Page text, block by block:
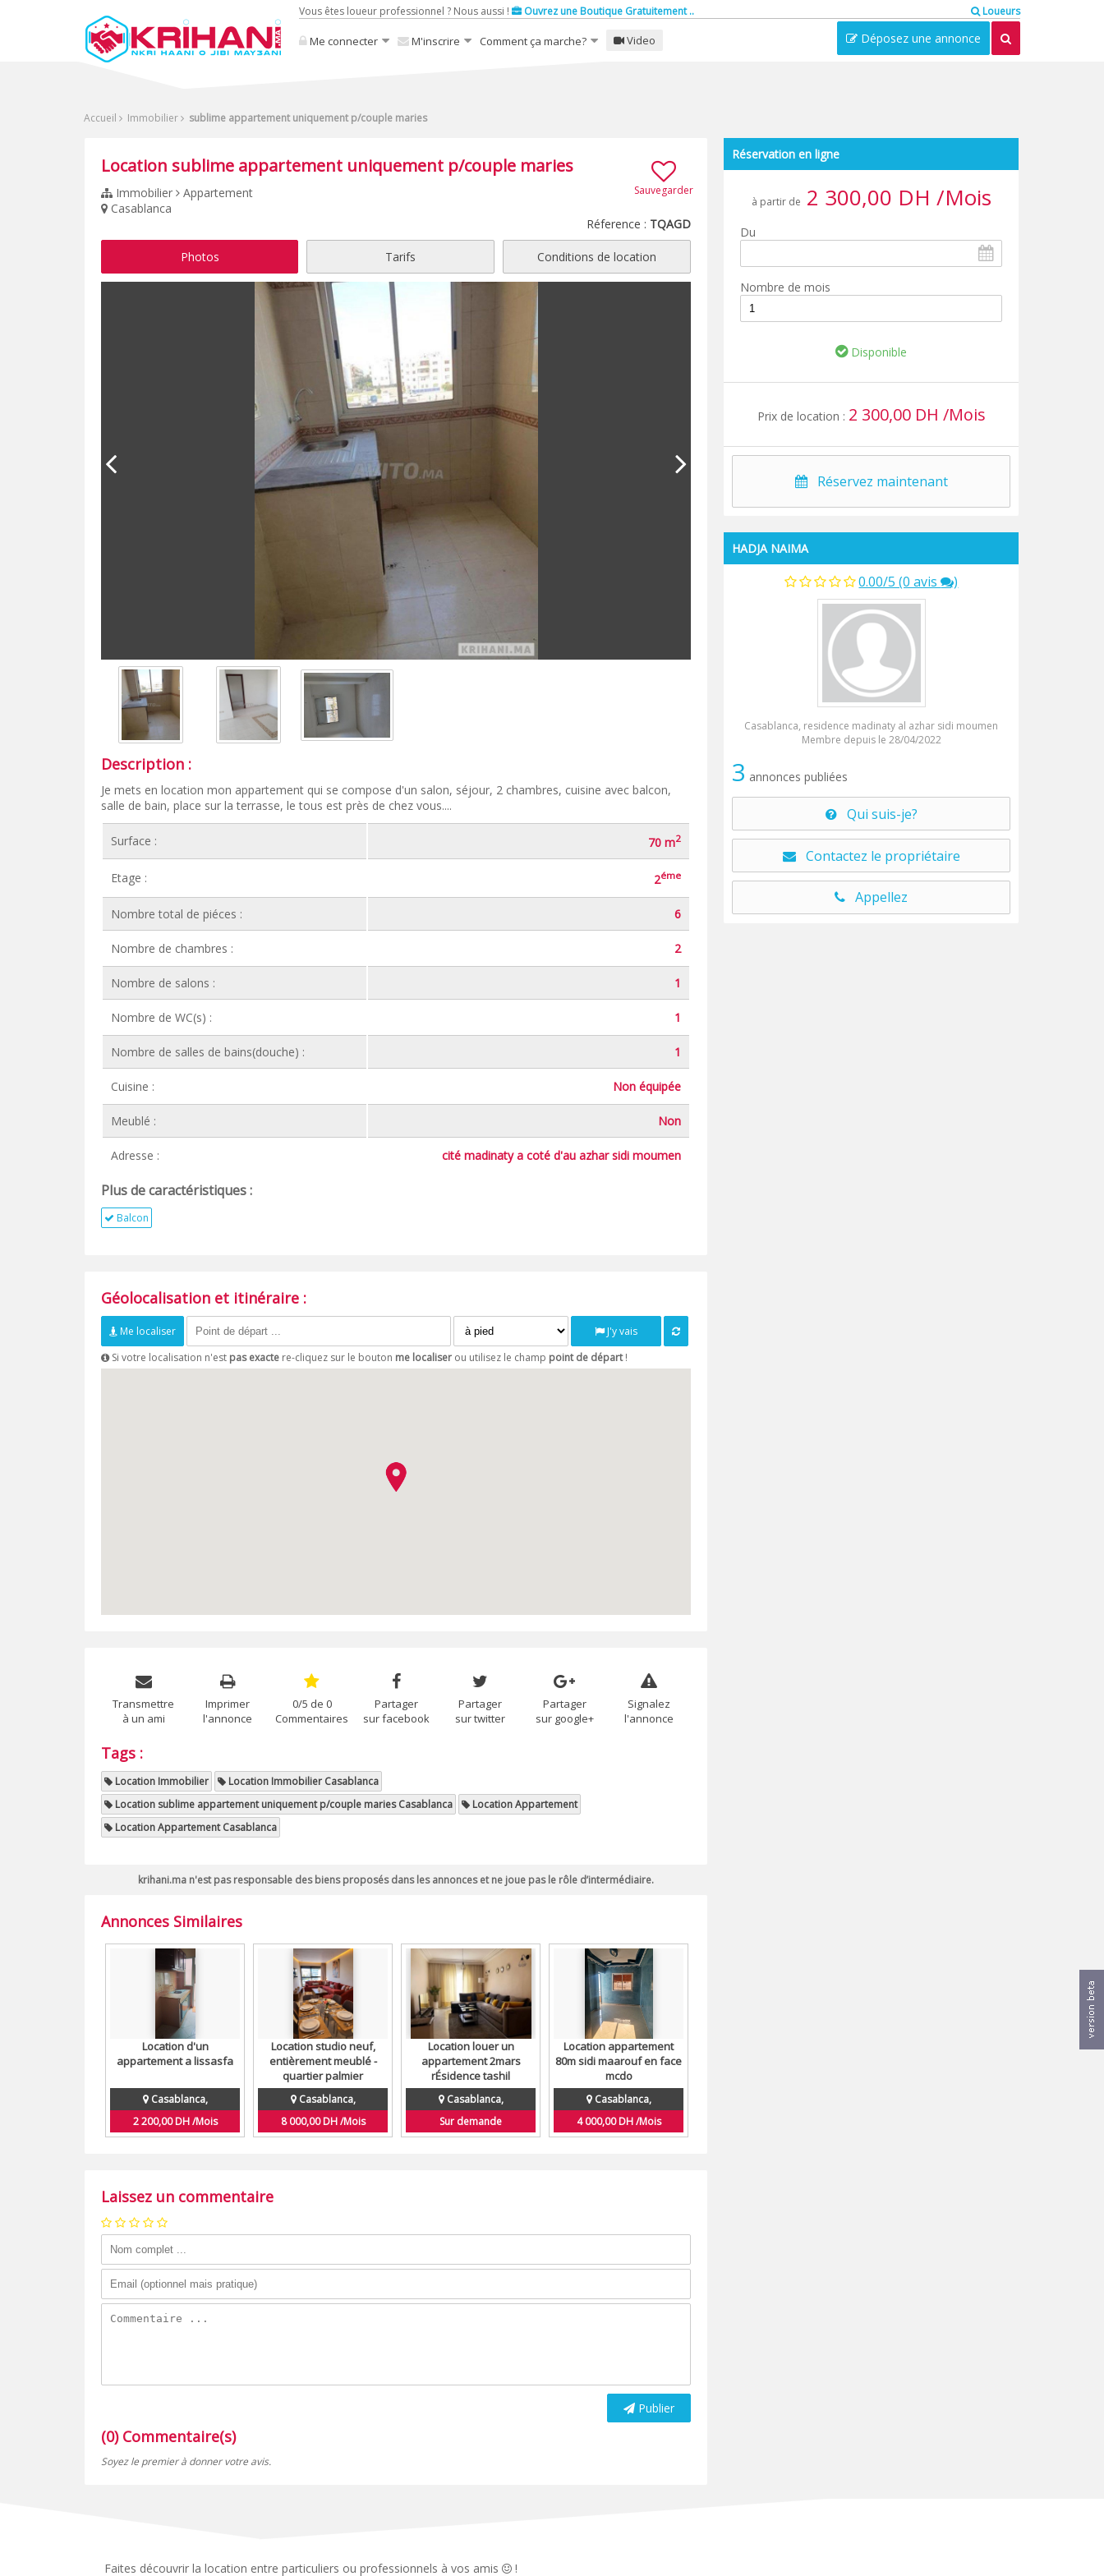
Vous êtes loueur professionnel ? Nous aussi ! Ouvrez une Boutique Gratuitement .. Loueurs
Me connecter M'inscrire Comment ça marche? Video Déposez une annonce
Accueil Immobilier sublime appartement uniquement p/couple maries
Sauvegarder
Location sublime appartement uniquement p/couple maries
Immobilier Appartement
Casablanca
Réference : TQAGD
Photos Tarifs Conditions de location
Description :
Je mets en location mon appartement qui se compose d'un salon, séjour, 2 chambres, cuisine avec balcon,
salle de bain, place sur la terrasse, le tous est près de chez vous....
Surface : 70 m2
Etage : 2éme
Nombre total de piéces : 6
Nombre de chambres : 2
Nombre de salons : 1
Nombre de WC(s) : 1
Nombre de salles de bains(douche) : 1
Cuisine : Non équipée
Meublé : Non
Adresse : cité madinaty a coté d'au azhar sidi moumen
Plus de caractéristiques :
Balcon
Géolocalisation et itinéraire :
Me localiser
J'y vais
Si votre localisation n'est pas exacte re-cliquez sur le bouton me localiser ou utilisez le champ point de départ!
Transmettre
à un ami
Imprimer
l'annonce
0/5 de 0
Commentaires
Partager
sur facebook
Partager
sur twitter
Partager
sur google+
Signalez
l'annonce
Tags :
Location Immobilier
Location Immobilier Casablanca
Location sublime appartement uniquement p/couple maries Casablanca
Location Appartement
Location Appartement Casablanca
krihani.ma n'est pas responsable des biens proposés dans les annonces et ne joue pas le rôle d’intermédiaire.
Annonces Similaires
Location d'un
appartement a lissasfa
Casablanca,
2 200,00 DH /Mois
Location studio neuf,
entièrement meublé -
quartier palmier
Casablanca,
8 000,00 DH /Mois
Location louer un
appartement 2mars
rÉsidence tashil
Casablanca,
Sur demande
Location appartement
80m sidi maarouf en face
mcdo
Casablanca,
4 000,00 DH /Mois
Laissez un commentaire
Publier
(0) Commentaire(s)
Soyez le premier à donner votre avis.
Réservation en ligne
à partir de 2 300,00 DH /Mois
Du
Nombre de mois
Disponible
Prix de location : 2 300,00 DH /Mois
Réservez maintenant
HADJA NAIMA
0.00/5 (0 avis )
Casablanca, residence madinaty al azhar sidi moumen
Membre depuis le 28/04/2022
3 annonces publiées
Qui suis-je?
Contactez le propriétaire
Appellez
Faites découvrir la location entre particuliers ou professionnels à vos amis !